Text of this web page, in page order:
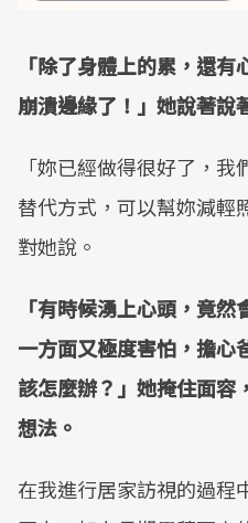
「除了身體上的累，還
崩潰邊緣了！」她說著說
「妳已經做得很好了，
替代方式，可以幫妳減輕
對她說。
「有時候湧上心頭，竟
一方面又極度害怕，擔心
該怎麼辦？」她掩住面容
想法。
在我進行居家訪視的過程